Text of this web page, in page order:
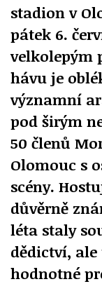
stadion v
pátek 6.
velkolepým
hávu je
významní
pod širým
50 členů
Olomouc s
scény.
důvěrně
léta staly
dědictví,
hodnotné